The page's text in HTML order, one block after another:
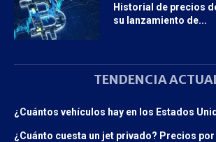
Historial de precios
su lanzamiento de...
TENDENCIA
¿Cuántos vehículos hay en los Estados
¿Cuánto cuesta un jet privado? Precios